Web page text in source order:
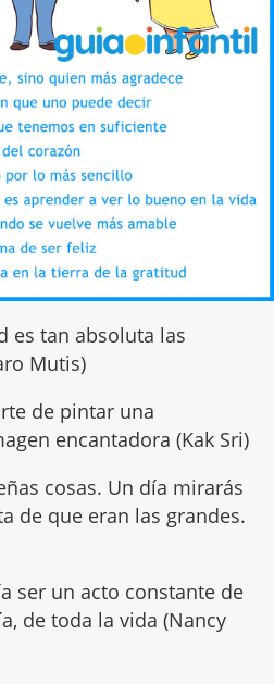
es tan absoluta las
Mutis)
de pintar una
encantadora (Kak Sri)
cosas. Un día mirarás
de que eran las grandes.
ser un acto constante de
de toda la vida (Nancy